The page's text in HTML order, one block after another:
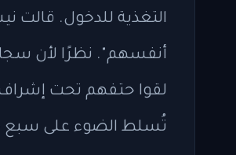
التغذية للدخول. قالت
أنفسهم". نظرًا لأن
لقوا حتفهم تحت إشراف